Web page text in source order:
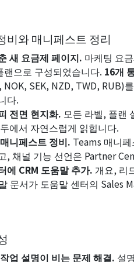
비와 매니페스트 정리
새 요금제 페이지. 마케팅 요
랜으로 구성되었습니다. 16개
NOK, SEK, NZD, TWD, RUB)
다.
전면 현지화. 모든 라벨, 플랜
에서 자연스럽게 읽힙니다.
니페스트 정비. Teams 매니
, 채널 기능 선언은 Partner
에 CRM 도움말 추가. 개요, 리
문서가 도움말 센터의 Sales
업 설명이 비는 문제 해결. 설